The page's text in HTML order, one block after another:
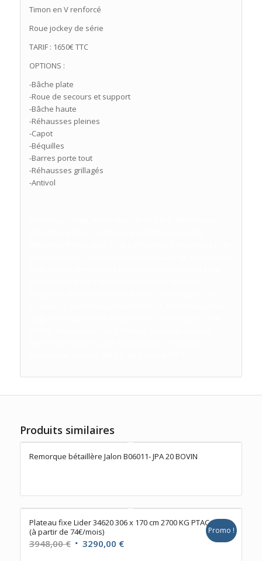
Timon en V renforcé
Roue jockey de série
TARIF : 1650€ TTC
OPTIONS :
-Bâche plate
-Roue de secours et support
-Bâche haute
-Réhausses pleines
-Capot
-Béquilles
-Barres porte tout
-Réhausses grillagés
-Antivol
Produits similaires
Remorque bétaillère Jalon B06011- JPA 20 BOVIN
Plateau fixe Lider 34620 306 x 170 cm 2700 KG PTAC
(à partir de 74€/mois)
3948,00€ Le 3290,00 €Le
Promo !